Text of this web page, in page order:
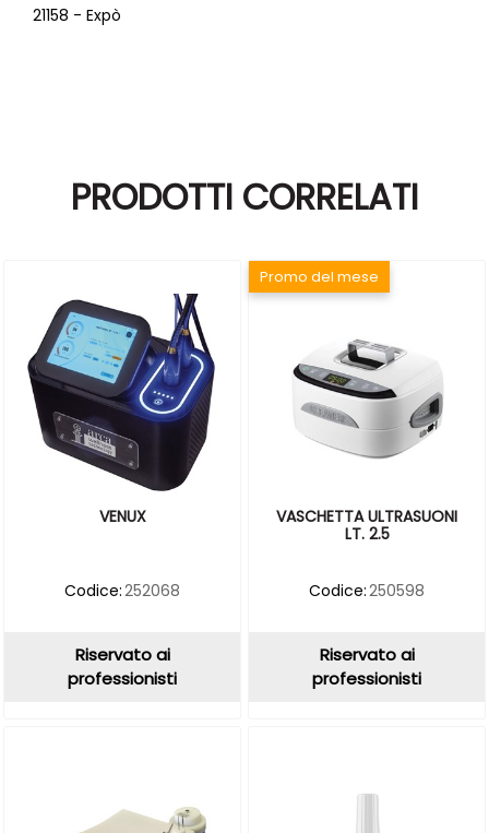
21158 - Expò
PRODOTTI CORRELATI
VENUX
Codice:252068
Riservato ai
professionisti
Promo del mese
VASCHETTA ULTRASUONI
LT. 2.5
Codice:250598
Riservato ai
professionisti